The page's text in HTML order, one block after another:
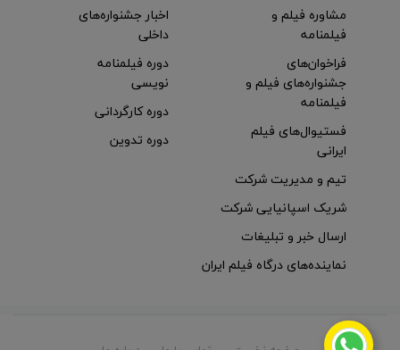
مشاوره فیلم و
فیلمنامه
اخبار جشنواره‌های
داخلی
فراخوان‌های
جشنواره‌های فیلم و
فیلمنامه
فستیوال‌های فیلم
ایرانی
دوره فیلمنامه
نویسی
دوره کارگردانی
دوره تدوین
تیم و مدیریت شرکت
شریک اسپانیایی شرکت
ارسال خبر و تبلیغات
نماینده‌های درگاه فیلم ایران